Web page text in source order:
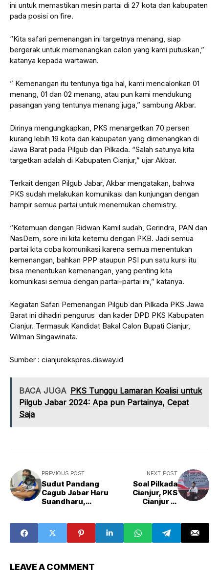
ini untuk memastikan mesin partai di 27 kota dan kabupaten
pada posisi on fire.
“Kita safari pemenangan ini targetnya menang, siap
bergerak untuk memenangkan calon yang kami putuskan,”
katanya kepada wartawan.
” Kemenangan itu tentunya tiga hal, kami mencalonkan 01
menang, 01 dan 02 menang, atau pun kami mendukung
pasangan yang tentunya menang juga,” sambung Akbar.
Dirinya mengungkapkan, PKS menargetkan 70 persen
kurang lebih 19 kota dan kabupaten yang dimenangkan di
Jawa Barat pada Pilgub dan Pilkada. “Salah satunya kita
targetkan adalah di Kabupaten Cianjur,” ujar Akbar.
Terkait dengan Pilgub Jabar, Akbar mengatakan, bahwa
PKS sudah melakukan komunikasi dan kunjungan dengan
hampir semua partai untuk menemukan chemistry.
“Ketemuan dengan Ridwan Kamil sudah, Gerindra, PAN dan
NasDem, sore ini kita ketemu dengan PKB. Jadi semua
partai kita coba komunikasi karena semua menentukan
kemenangan, bahkan PPP ataupun PSI pun satu kursi itu
bisa menentukan kemenangan, yang penting kita
komunikasi semua dengan partai-partai ini,” katanya.
Kegiatan Safari Pemenangan Pilgub dan Pilkada PKS Jawa
Barat ini dihadiri pengurus dan kader DPD PKS Kabupaten
Cianjur. Termasuk Kandidat Bakal Calon Bupati Cianjur,
Wilman Singawinata.
Sumber : cianjurekspres.disway.id
BACA JUGA PKS Tunggu Lamaran Koalisi untuk
Pilgub Jabar 2024: Apa pun Partainya, Cepat
Saja
PREVIOUS POST
Sudut Pandang
Cagub Jabar Haru
Suandharu,
Hari Anak
Nasional
NEXT POST
Soal Pilkada
Cianjur, PKS
Cianjur di
Laporan ke DPW,
Pasangan atau
Mendukung?
LEAVE A COMMENT